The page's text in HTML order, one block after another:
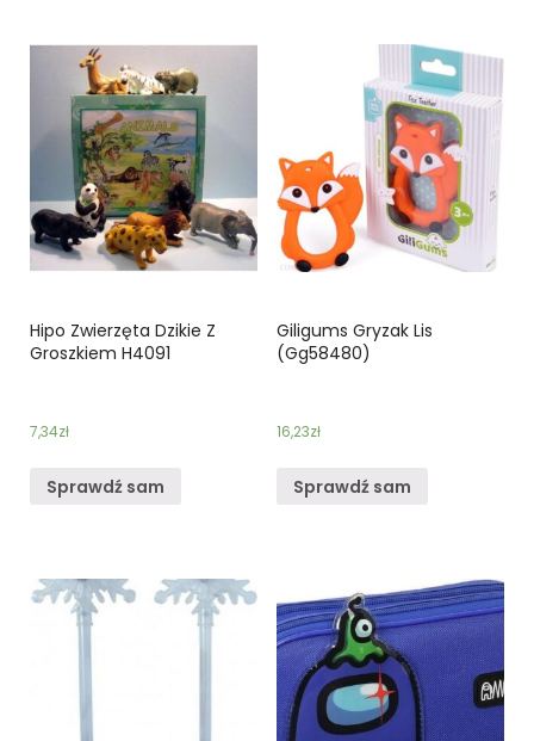
Hipo Zwierzęta Dzikie Z
Groszkiem H4091
7,34zł
Sprawdź sam
Giligums Gryzak Lis
(Gg58480)
16,23zł
Sprawdź sam